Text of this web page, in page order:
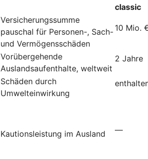
classic
Versicherungssumme
pauschal für Personen-, Sach-
und Vermögensschäden
10 Mio.
Vorübergehende
Auslandsaufenthalte, weltweit
2 Jahre
Schäden durch
Umwelteinwirkung
Kautionsleistung im Ausland —